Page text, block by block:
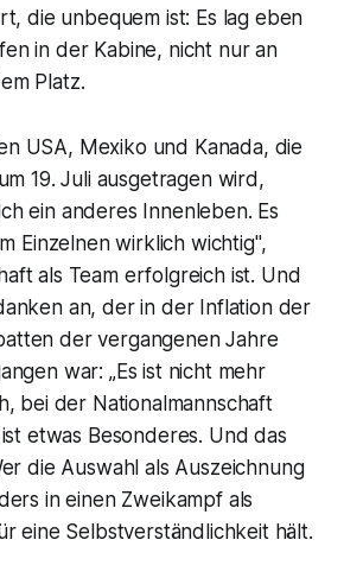
die unbequem ist: Es lag eben
in der Kabine, nicht nur an
Platz.
USA, Mexiko und Kanada, die
19. Juli ausgetragen wird,
ein anderes Innenleben. Es
Einzelnen wirklich wichtig",
als Team erfolgreich ist. Und
an, der in der Inflation der
der vergangenen Jahre
war: „Es ist nicht mehr
bei der Nationalmannschaft
etwas Besonderes. Und das
die Auswahl als Auszeichnung
in einen Zweikampf als
eine Selbstverständlichkeit hält.